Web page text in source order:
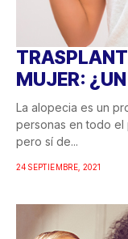
MUJER:
La alopecia es un
personas en todo el
pero sí de...
24 SEPTIEMBRE, 2021